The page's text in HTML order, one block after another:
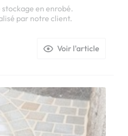
en enrobé.
par notre client.
Voir l'article